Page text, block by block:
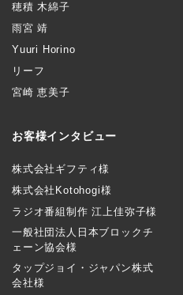
穂積 木綿子
雨宮 靖
Yuuri Horino
リーフ
宮崎 恵美子
お客様インタビュー
株式会社ギフティ様
株式会社Kotohogi様
ラジオ番組制作 江上佳弥子様
一般社団法人日本ブロックチ
ェーン協会様
タップジョイ・ジャパン株式
会社様